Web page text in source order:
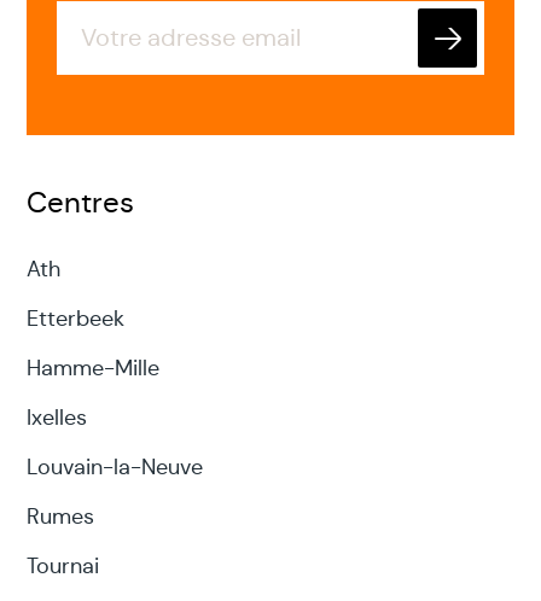
Centres
Ath
Etterbeek
Hamme-Mille
Ixelles
Louvain-la-Neuve
Rumes
Tournai